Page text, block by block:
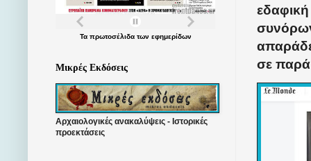
σε παρά
Τα πρωτοσέλιδατων εφημερίδων
Μικρές Εκδόσεις
Αρχαιολογικές ανακαλύψεις - Ιστορικές
προεκτάσεις